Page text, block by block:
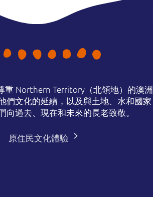
重 Northern Territory（北領地）的澳洲
們文化的延續，以及與土地、水和國家
向過去、現在和未來的長老致敬。
原住民文化體驗